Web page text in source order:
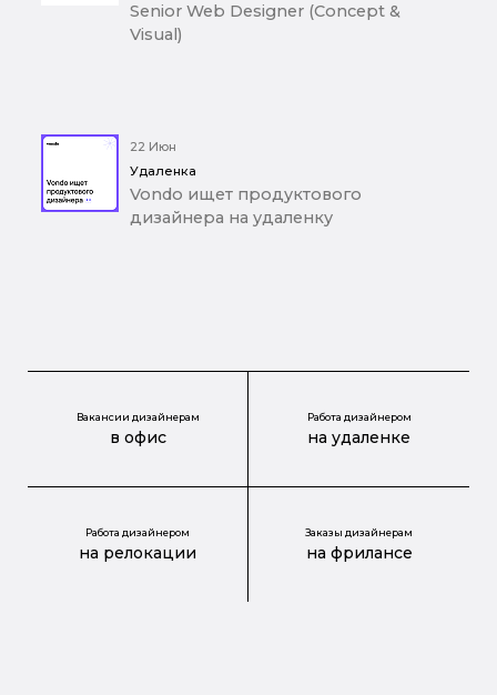
Senior Web Designer (Concept &
Visual)
22 Июн
Удаленка
Vondo ищет продуктового
дизайнера на удаленку
Вакансии дизайнерам
в офис
Работа дизайнером
на удаленке
Работа дизайнером
на релокации
Заказы дизайнерам
на фрилансе